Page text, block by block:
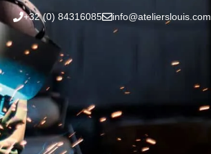
+32 (0) 84316085 info@atelierslouis.com